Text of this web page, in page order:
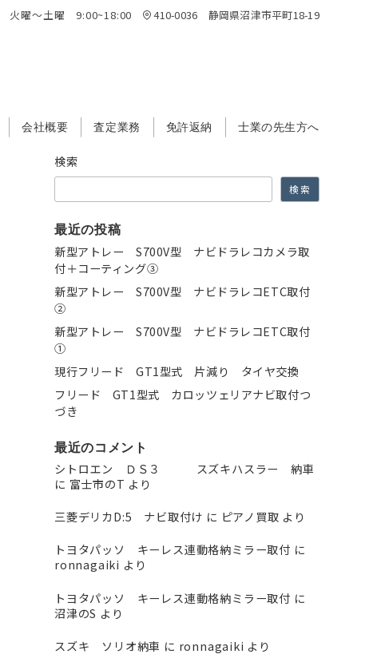
火曜～土曜 9:00~18:00 410-0036 静岡県沼津市平町18-19
会社概要 査定業務 免許返納 士業の先生方へ
検索
検索
最近の投稿
新型アトレー S700V型 ナビドラレコカメラ取
付＋コーティング③
新型アトレー S700V型 ナビドラレコETC取付
②
新型アトレー S700V型 ナビドラレコETC取付
①
現行フリード GT1型式 片減り タイヤ交換
フリード GT1型式 カロッツェリアナビ取付つ
づき
最近のコメント
シトロエン ＤＳ３ スズキハスラー 納車
に 富士市のT より
三菱デリカD:5 ナビ取付け に ピアノ買取 より
トヨタパッソ キーレス連動格納ミラー取付 に
ronnagaiki より
トヨタパッソ キーレス連動格納ミラー取付 に
沼津のS より
スズキ ソリオ納車 に ronnagaiki より